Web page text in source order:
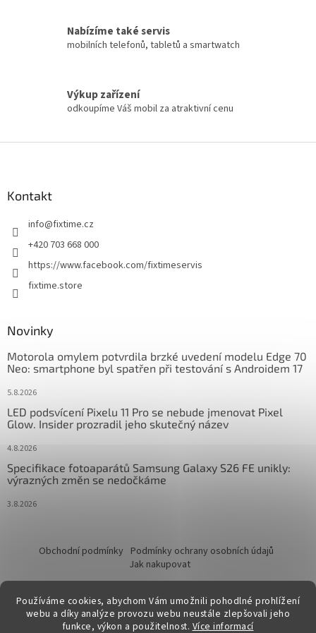
Používáme cookies, abychom Vám umožnili pohodlné prohlížení
webu a díky analýze provozu webu neustále zlepšovali jeho
funkce, výkon a použitelnost. Více informací
Nabízíme také servis
mobilních telefonů, tabletů a smartwatch
Výkup zařízení
odkoupíme Váš mobil za atraktivní cenu
Kontakt
info@fixtime.cz
+420 703 668 000
https://www.facebook.com/fixtimeservis
fixtime.store
Novinky
Motorola omylem potvrdila brzké uvedení modelu Edge 70
Neo: smartphone byl spatřen při testování s Androidem 17
5.8.2026
LED podsvícení Pixelu 11 Pro se nebude jmenovat Pixel
Glow. Insider prozradil jeho skutečný název
4.8.2026
Specifikace fotoaparátů Samsung Galaxy S26 FE unikly:
výrazných změn se nedočkáme
3.8.2026
Obchodní podmínky Podmínky ochrany osobních údajů
Jak nakupovat